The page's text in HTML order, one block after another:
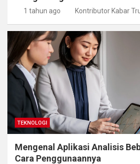
1 tahun ago Kontributor Kabar
TEKNOLOGI
Mengenal Aplikasi Analisis
Cara Penggunaannya